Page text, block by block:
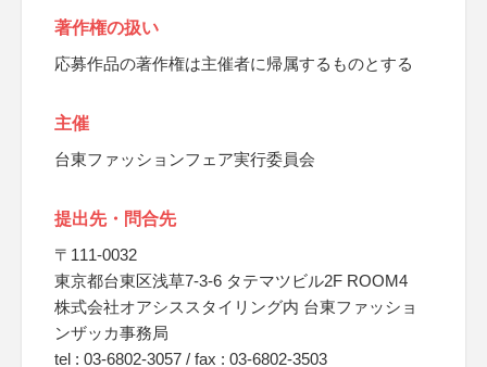
著作権の扱い
応募作品の著作権は主催者に帰属するものとする
主催
台東ファッションフェア実行委員会
提出先・問合先
〒111-0032
東京都台東区浅草7-3-6 タテマツビル2F ROOM4
株式会社オアシススタイリング内 台東ファッショ
ンザッカ事務局
tel : 03-6802-3057 / fax : 03-6802-3503